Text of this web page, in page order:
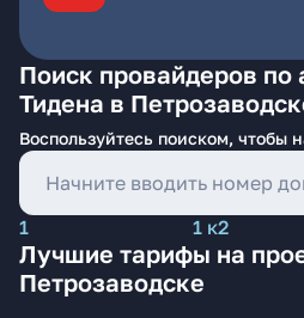
Поиск провайдеров по
Тидена в
Воспользуйтесь поиском, чтобы
1 1 к2
Лучшие тарифы на
Петрозаводске